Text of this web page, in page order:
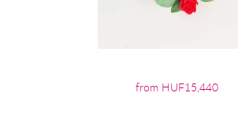
from HUF15,440